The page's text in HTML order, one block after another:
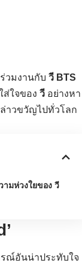
วมงานกับ วี BTS
ส่ใจของ วี อย่างหา
าวขวัญไปทั่วโลก
ามห่วงใยของ วี
รณ์อันน่าประทับใจ